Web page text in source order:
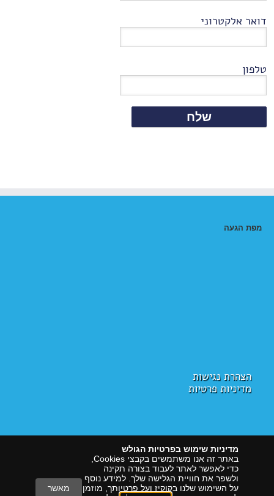
דואר אלקטרוני
טלפון
מפת הגעה
הצהרת נגישות
מדיניות פרטיות
מדיניות שימוש בפרטיות הגולש
כדי לאפשר לאתר לעבוד בצורה תקינה
ולשפר את חוויית הגלישה שלך. למידע נוסף
על השימוש שלנו בקוקיז ועל פרטיותך, מוזמן
מאשר